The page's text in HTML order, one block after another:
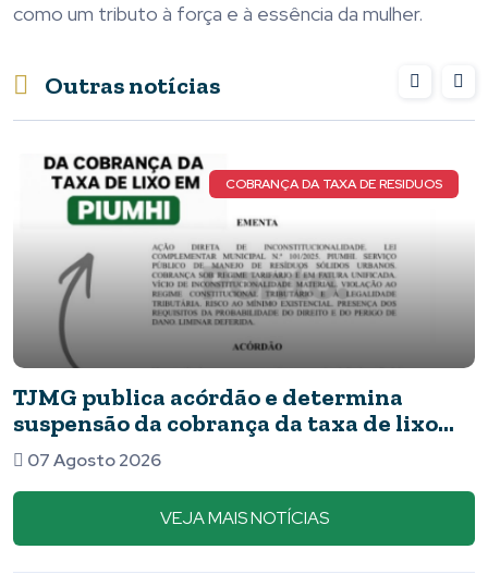
como um tributo à força e à essência da mulher.
Outras notícias
NOVOS DETALHES DO
Novos detalhes do caso: cães
apresentavam ferimentos e
barata
07 Agosto 2026
VEJA MAIS NOTÍCIAS